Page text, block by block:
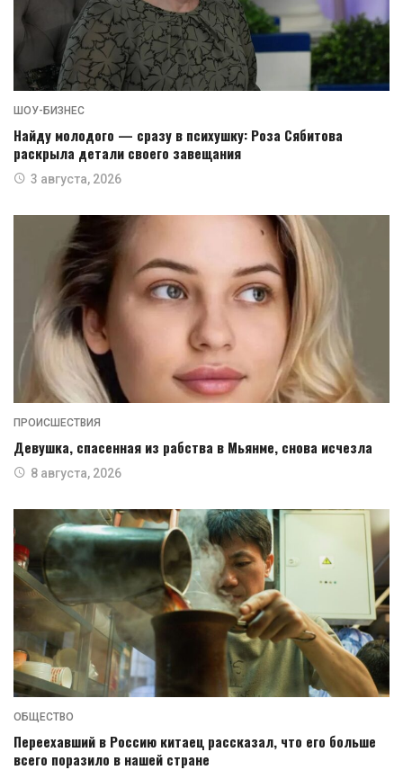
ШОУ-БИЗНЕС
Найду молодого — сразу в психушку: Роза Сябитова
раскрыла детали своего завещания
3 августа, 2026
ПРОИСШЕСТВИЯ
Девушка, спасенная из рабства в Мьянме, снова исчезла
8 августа, 2026
ОБЩЕСТВО
Переехавший в Россию китаец рассказал, что его больше
всего поразило в нашей стране